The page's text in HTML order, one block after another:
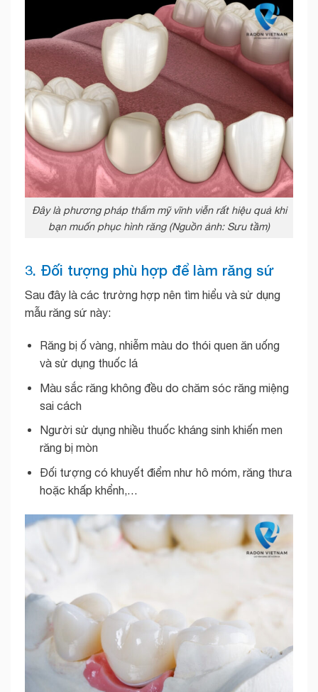
Đây là phương pháp thẩm mỹ vĩnh viễn rất hiệu quả khi
bạn muốn phục hình răng (Nguồn ảnh: Sưu tầm)
3. Đối tượng phù hợp để làm răng sứ
Sau đây là các trường hợp nên tìm hiểu và sử dụng
mẫu răng sứ này:
Răng bị ố vàng, nhiễm màu do thói quen ăn uống
và sử dụng thuốc lá
Màu sắc răng không đều do chăm sóc răng miệng
sai cách
Người sử dụng nhiều thuốc kháng sinh khiến men
răng bị mòn
Đối tượng có khuyết điểm như hô móm, răng thưa
hoặc khấp khểnh,…